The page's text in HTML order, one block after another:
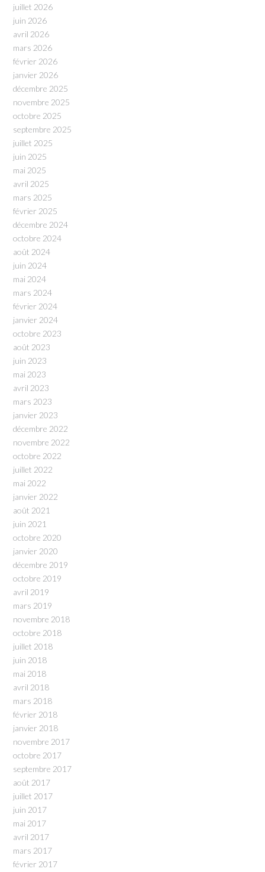
juillet 2026
juin 2026
avril 2026
mars 2026
février 2026
janvier 2026
décembre 2025
novembre 2025
octobre 2025
septembre 2025
juillet 2025
juin 2025
mai 2025
avril 2025
mars 2025
février 2025
décembre 2024
octobre 2024
août 2024
juin 2024
mai 2024
mars 2024
février 2024
janvier 2024
octobre 2023
août 2023
juin 2023
mai 2023
avril 2023
mars 2023
janvier 2023
décembre 2022
novembre 2022
octobre 2022
juillet 2022
mai 2022
janvier 2022
août 2021
juin 2021
octobre 2020
janvier 2020
décembre 2019
octobre 2019
avril 2019
mars 2019
novembre 2018
octobre 2018
juillet 2018
juin 2018
mai 2018
avril 2018
mars 2018
février 2018
janvier 2018
novembre 2017
octobre 2017
septembre 2017
août 2017
juillet 2017
juin 2017
mai 2017
avril 2017
mars 2017
février 2017